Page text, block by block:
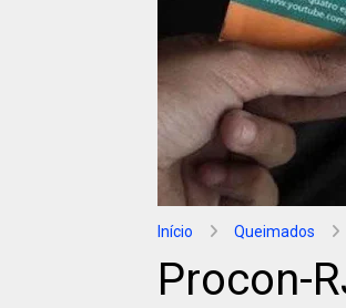
Início Queimados
Procon-